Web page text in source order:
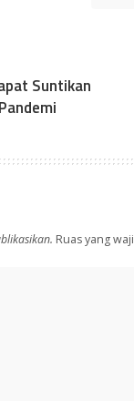
Suntikan
Ruas yang